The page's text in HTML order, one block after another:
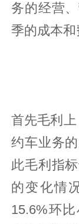
务的经营
季的成本和
首先毛利
约车业务
此毛利指
的变化情
15.6%环